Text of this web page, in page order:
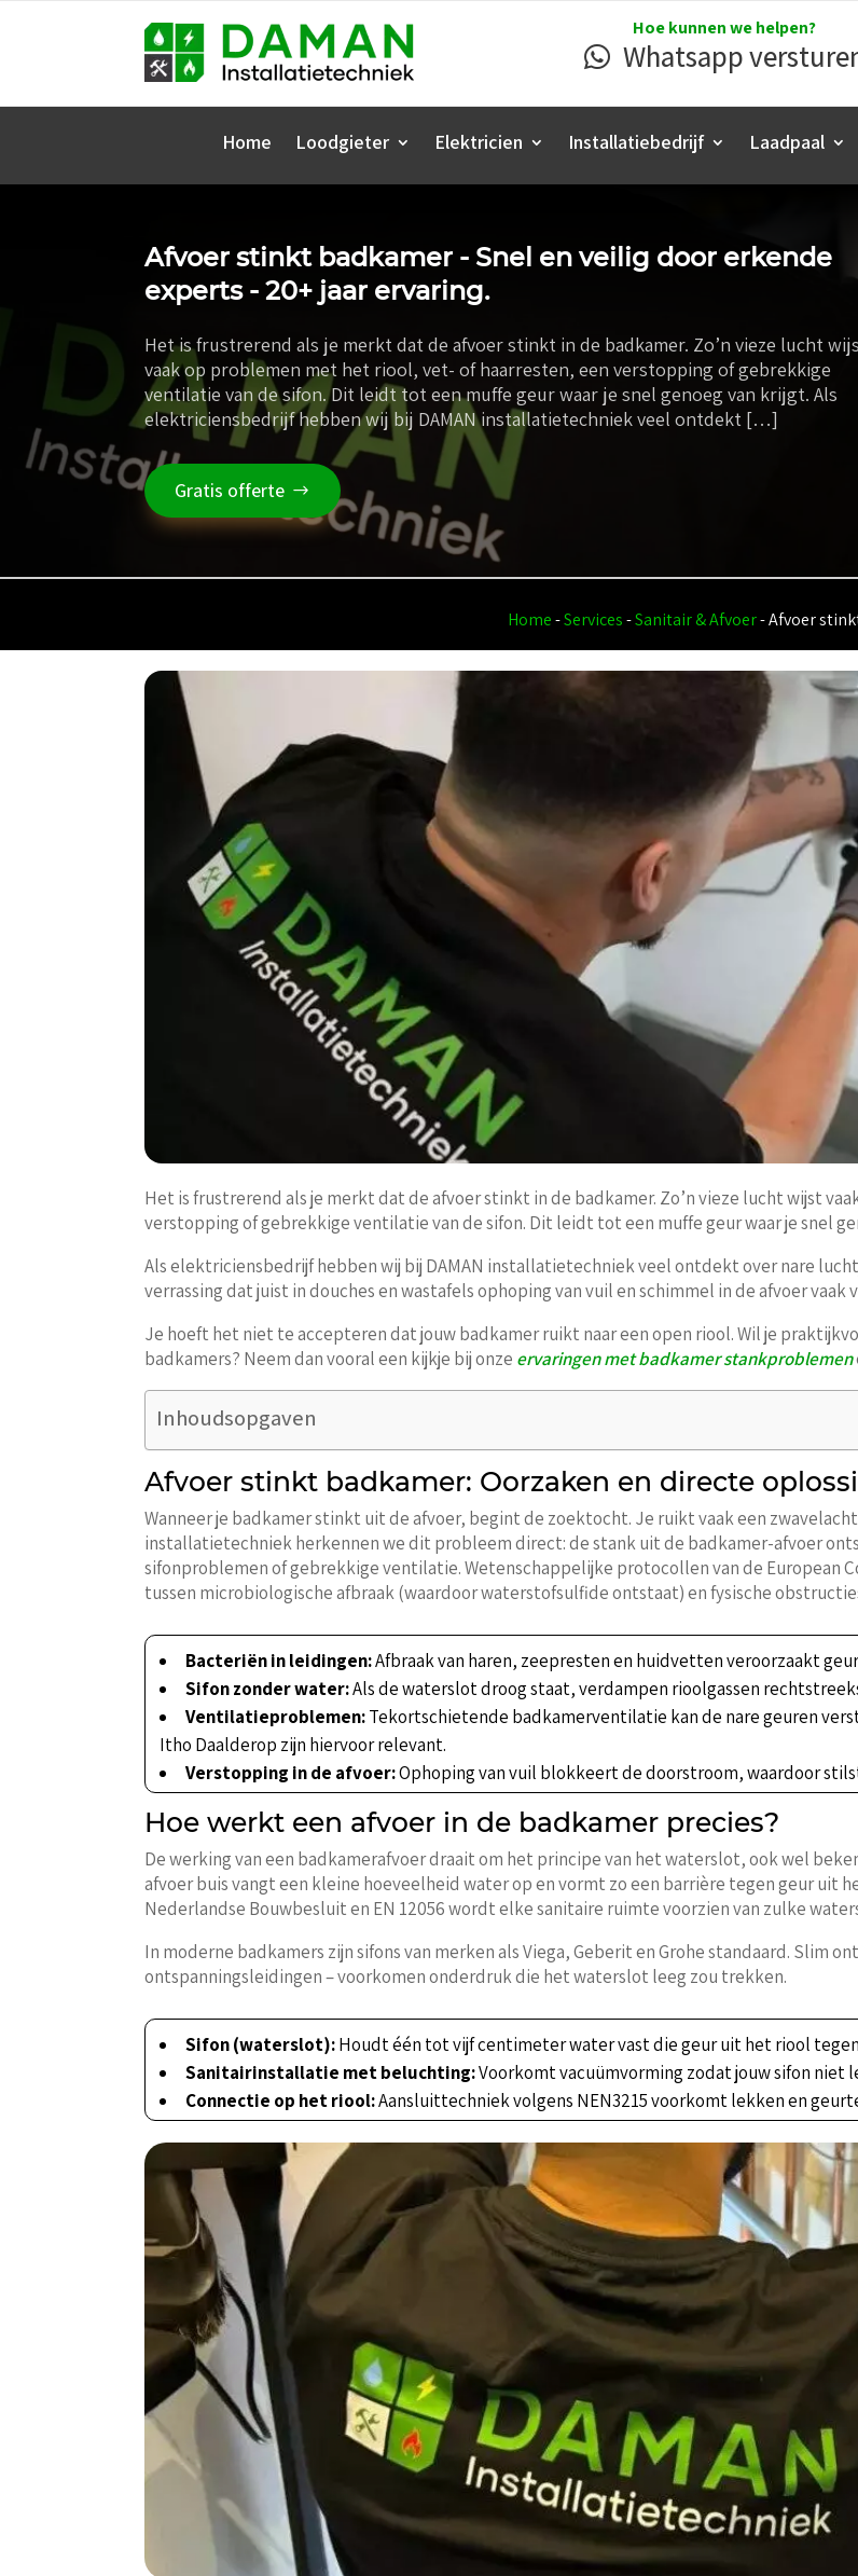
Hoe kunnen we helpen?
Whatsapp
Home Loodgieter Elektricien Installatiebedrijf Laadpaal
Afvoer stinkt badkamer - Snel en veilig door erkende
experts - 20+ jaar ervaring.
Het is frustrerend als je merkt dat de afvoer stinkt in de badkamer. Zo’n vieze lucht
vaak op problemen met het riool, vet- of haarresten, een verstopping of gebrekkige
ventilatie van de sifon. Dit leidt tot een muffe geur waar je snel genoeg van krijgt. Als
elektriciensbedrijf hebben wij bij DAMAN installatietechniek veel ontdekt […]
Gratis offerte
Home-Services-Sanitair & Afvoer-Afvoer
Het is frustrerend als je merkt dat de afvoer stinkt in de badkamer. Zo’n vieze lucht wijst
verstopping of gebrekkige ventilatie van de sifon. Dit leidt tot een muffe geur waar je snel
Als elektriciensbedrijf hebben wij bij DAMAN installatietechniek veel ontdekt over nare
verrassing dat juist in douches en wastafels ophoping van vuil en schimmel in de afvoer
Je hoeft het niet te accepteren dat jouw badkamer ruikt naar een open riool. Wil je
badkamers? Neem dan vooral een kijkje bij onze ervaringen met badkamer stankproblemen
Inhoudsopgaven
Afvoer stinkt badkamer: Oorzaken en directe
Wanneer je badkamer stinkt uit de afvoer, begint de zoektocht. Je ruikt vaak een
installatietechniek herkennen we dit probleem direct: de stank uit de badkamer-afvoer
sifonproblemen of gebrekkige ventilatie. Wetenschappelijke protocollen van de European
tussen microbiologische afbraak (waardoor waterstofsulfide ontstaat) en fysische
Bacteriën in leidingen:Afbraak van haren, zeepresten en huidvetten veroorzaakt
Sifon zonder water:Als de waterslot droog staat, verdampen rioolgassen
Ventilatieproblemen:Tekortschietende badkamerventilatie kan de nare geuren
Itho Daalderop zijn hiervoor relevant.
Verstopping in de afvoer:Ophoping van vuil blokkeert de doorstroom, waardoor
Hoe werkt een afvoer in de badkamer precies?
De werking van een badkamerafvoer draait om het principe van het waterslot, ook wel
afvoer buis vangt een kleine hoeveelheid water op en vormt zo een barrière tegen geur uit
Nederlandse Bouwbesluit en EN 12056 wordt elke sanitaire ruimte voorzien van zulke
In moderne badkamers zijn sifons van merken als Viega, Geberit en Grohe standaard. Slim
ontspanningsleidingen – voorkomen onderdruk die het waterslot leeg zou trekken.
Sifon (waterslot):Houdt één tot vijf centimeter water vast die geur uit het riool
Sanitairinstallatie met beluchting:Voorkomt vacuümvorming zodat jouw sifon niet
Connectie op het riool:Aansluittechniek volgens NEN3215 voorkomt lekken en